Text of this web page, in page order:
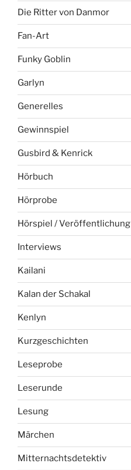
Die Ritter von Danmor
Fan-Art
Funky Goblin
Garlyn
Generelles
Gewinnspiel
Gusbird & Kenrick
Hörbuch
Hörprobe
Hörspiel / Veröffentlichung
Interviews
Kailani
Kalan der Schakal
Kenlyn
Kurzgeschichten
Leseprobe
Leserunde
Lesung
Märchen
Mitternachtsdetektiv